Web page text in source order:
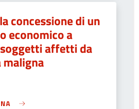
concessione di un
economico a
affetti da
maligna